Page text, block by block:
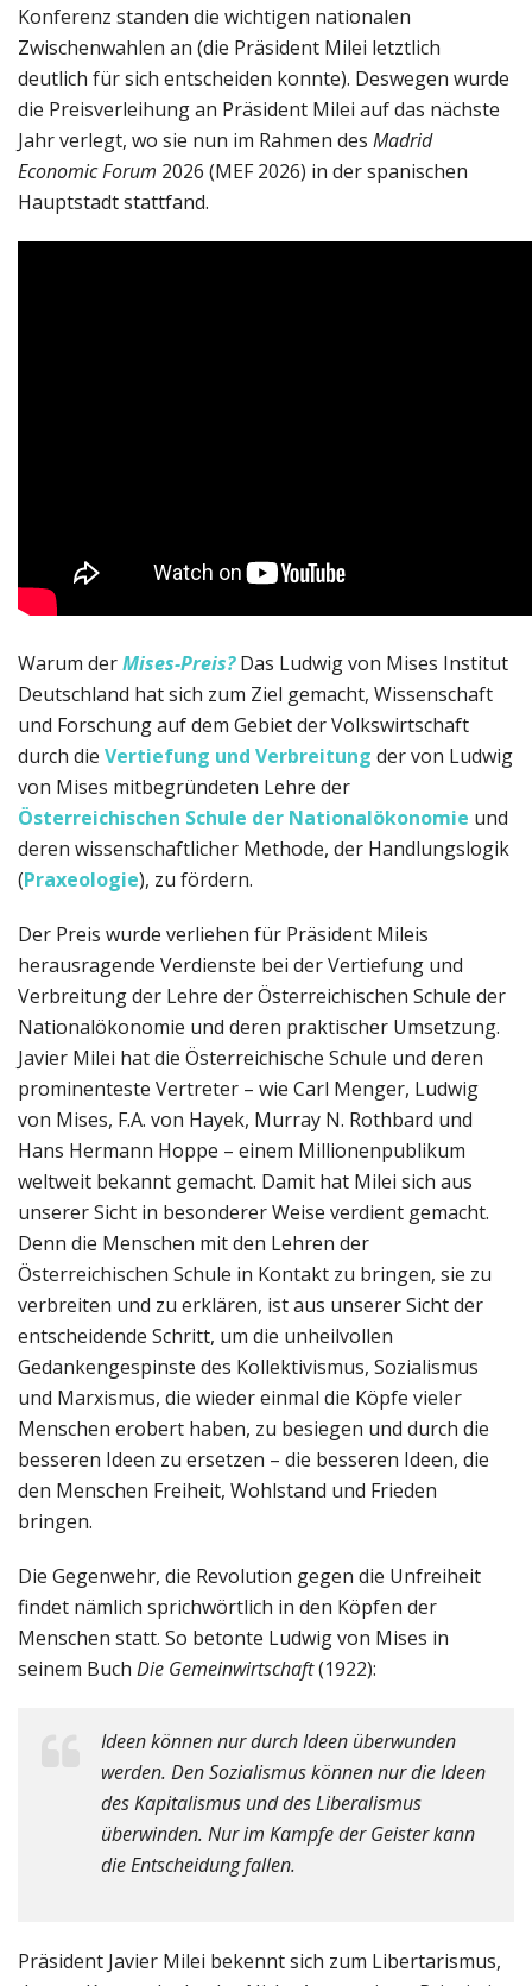
Konferenz standen die wichtigen nationalen
Zwischenwahlen an (die Präsident Milei letztlich
deutlich für sich entscheiden konnte). Deswegen wurde
die Preisverleihung an Präsident Milei auf das nächste
Jahr verlegt, wo sie nun im Rahmen des Madrid
Economic Forum 2026 (MEF 2026) in der spanischen
Hauptstadt stattfand.
Warum derMises-Preis?Das Ludwig von Mises Institut
Deutschland hat sich zum Ziel gemacht, Wissenschaft
und Forschung auf dem Gebiet der Volkswirtschaft
durch die Vertiefung und Verbreitung der von Ludwig
von Mises mitbegründeten Lehre der
Österreichischen Schule der Nationalökonomie und
deren wissenschaftlicher Methode, der Handlungslogik
(Praxeologie), zu fördern.
Der Preis wurde verliehen für Präsident Mileis
herausragende Verdienste bei der Vertiefung und
Verbreitung der Lehre der Österreichischen Schule der
Nationalökonomie und deren praktischer Umsetzung.
Javier Milei hat die Österreichische Schule und deren
prominenteste Vertreter – wie Carl Menger, Ludwig
von Mises, F.A. von Hayek, Murray N. Rothbard und
Hans Hermann Hoppe – einem Millionenpublikum
weltweit bekannt gemacht. Damit hat Milei sich aus
unserer Sicht in besonderer Weise verdient gemacht.
Denn die Menschen mit den Lehren der
Österreichischen Schule in Kontakt zu bringen, sie zu
verbreiten und zu erklären, ist aus unserer Sicht der
entscheidende Schritt, um die unheilvollen
Gedankengespinste des Kollektivismus, Sozialismus
und Marxismus, die wieder einmal die Köpfe vieler
Menschen erobert haben, zu besiegen und durch die
besseren Ideen zu ersetzen – die besseren Ideen, die
den Menschen Freiheit, Wohlstand und Frieden
bringen.
Die Gegenwehr, die Revolution gegen die Unfreiheit
findet nämlich sprichwörtlich in den Köpfen der
Menschen statt. So betonte Ludwig von Mises in
seinem Buch Die Gemeinwirtschaft(1922):
Ideen können nur durch Ideen überwunden
werden. Den Sozialismus können nur die Ideen
des Kapitalismus und des Liberalismus
überwinden. Nur im Kampfe der Geister kann
die Entscheidung fallen.
Präsident Javier Milei bekennt sich zum Libertarismus,